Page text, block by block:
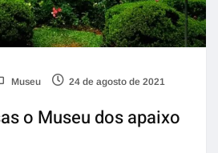
Museu 24 de agosto de 2021
o Museu dos apaixo